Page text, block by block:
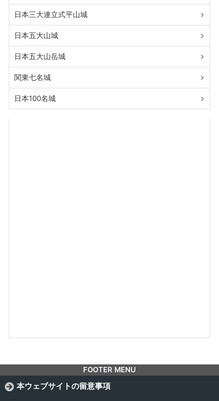
日本三大連立式平山城
日本五大山城
日本五大山岳城
関東七名城
日本100名城
FOOTER MENU
本ウェブサイトの留意事項